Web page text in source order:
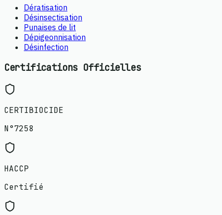
Dératisation
Désinsectisation
Punaises de lit
Dépigeonnisation
Désinfection
Certifications Officielles
CERTIBIOCIDE
N°7258
HACCP
Certifié